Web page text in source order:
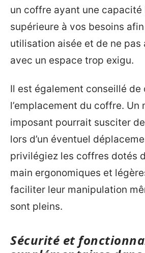
un coffre ayant une capacité
supérieure à vos besoins
utilisation aisée et de ne pas
avec un espace trop exigu.
Il est également conseillé de
l’emplacement du coffre. Un
imposant pourrait susciter
lors d’un éventuel
privilégiez les coffres dotés
main ergonomiques et
faciliter leur manipulation
sont pleins.
Sécurité et